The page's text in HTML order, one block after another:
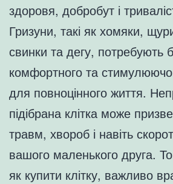
здоровя, добробут і
Гризуни, такі як хомяки,
свинки та дегу, потребують
комфортного та
для повноцінного життя.
підібрана клітка може
травм, хвороб і навіть
вашого маленького друга.
як купити клітку, важливо